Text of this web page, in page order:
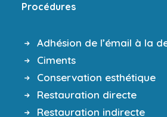
Procédures
Adhésion de l’émail à la
Ciments
Conservation esthétique
Restauration directe
Restauration indirecte